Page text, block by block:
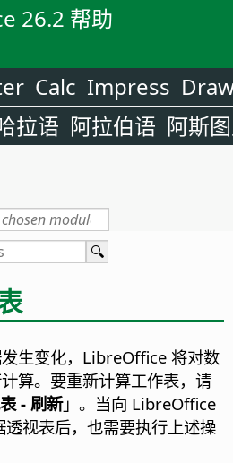
26.2 帮助
Calc Impress
拉语 阿拉伯语 阿斯
生变化，LibreOffice 将对数
算。要重新计算工作表，请
- 刷新」。当向 LibreOffice
视表后，也需要执行上述操